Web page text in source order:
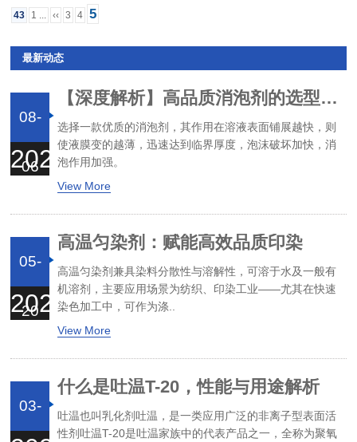
43 1 ... ‹‹ 3 4 5
最新动态
08-
06
2026
【深度解析】高品质消泡剂的选型与避坑指南
选择一款优质的消泡剂，其作用在溶液表面铺展越快，则
使液膜变的越薄，迅速达到临界厚度，泡沫破坏加快，消
泡作用加强。
View More
05-
20
2026
高温匀染剂：赋能高效品质印染
高温匀染剂兼具染料分散性与溶解性，可溶于水及一般有
机溶剂，主要应用场景为纺织、印染工业——尤其在快速
染色加工中，可作为涤..
View More
03-
什么是吐温T-20，性能与用途解析
吐温也叫乳化剂吐温，是一类应用广泛的非离子型表面活
性剂吐温T-20是吐温家族中的代表产品之一，全称为聚氧